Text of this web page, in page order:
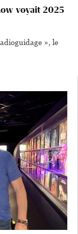
voyait 2025
», le